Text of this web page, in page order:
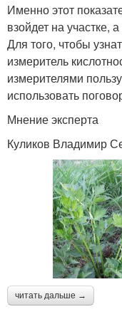
Именно этот
взойдет на участке,
Для того, чтобы
измеритель
измерителями
использовать
Мнение эксперта
Куликов Владимир
читать дальше →